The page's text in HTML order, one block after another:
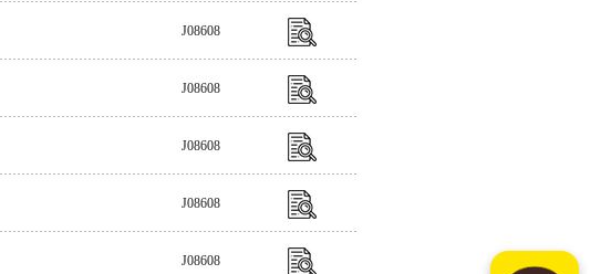
J08608
J08608
J08608
J08608
J08608